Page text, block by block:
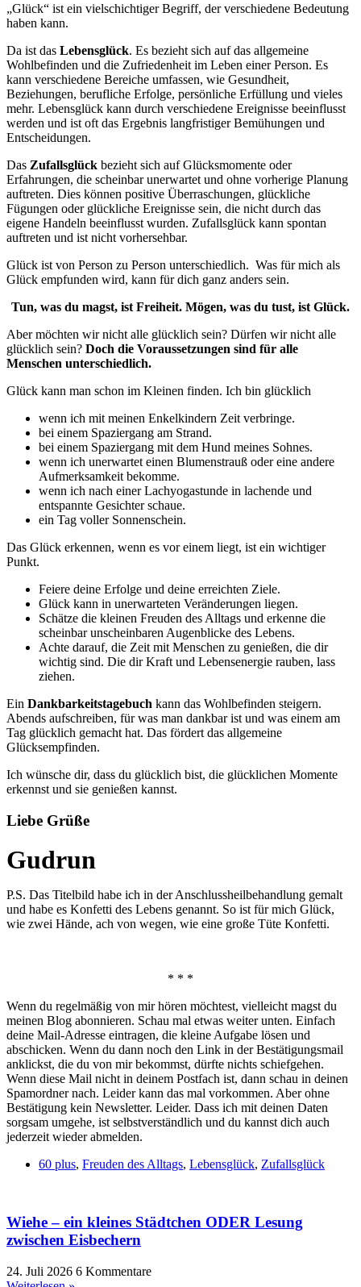
„Glück“ ist ein vielschichtiger Begriff, der verschiedene Bedeutung
haben kann.
Da ist das Lebensglück. Es bezieht sich auf das allgemeine
Wohlbefinden und die Zufriedenheit im Leben einer Person. Es
kann verschiedene Bereiche umfassen, wie Gesundheit,
Beziehungen, berufliche Erfolge, persönliche Erfüllung und vieles
mehr. Lebensglück kann durch verschiedene Ereignisse beeinflusst
werden und ist oft das Ergebnis langfristiger Bemühungen und
Entscheidungen.
Das Zufallsglück bezieht sich auf Glücksmomente oder
Erfahrungen, die scheinbar unerwartet und ohne vorherige Planung
auftreten. Dies können positive Überraschungen, glückliche
Fügungen oder glückliche Ereignisse sein, die nicht durch das
eigene Handeln beeinflusst wurden. Zufallsglück kann spontan
auftreten und ist nicht vorhersehbar.
Glück ist von Person zu Person unterschiedlich. Was für mich als
Glück empfunden wird, kann für dich ganz anders sein.
Tun, was du magst, ist Freiheit. Mögen, was du tust, ist Glück.
Aber möchten wir nicht alle glücklich sein? Dürfen wir nicht alle
glücklich sein? Doch die Voraussetzungen sind für alle
Menschen unterschiedlich.
Glück kann man schon im Kleinen finden. Ich bin glücklich
wenn ich mit meinen Enkelkindern Zeit verbringe.
bei einem Spaziergang am Strand.
bei einem Spaziergang mit dem Hund meines Sohnes.
wenn ich unerwartet einen Blumenstrauß oder eine andere
Aufmerksamkeit bekomme.
wenn ich nach einer Lachyogastunde in lachende und
entspannte Gesichter schaue.
ein Tag voller Sonnenschein.
Das Glück erkennen, wenn es vor einem liegt, ist ein wichtiger
Punkt.
Feiere deine Erfolge und deine erreichten Ziele.
Glück kann in unerwarteten Veränderungen liegen.
Schätze die kleinen Freuden des Alltags und erkenne die
scheinbar unscheinbaren Augenblicke des Lebens.
Achte darauf, die Zeit mit Menschen zu genießen, die dir
wichtig sind. Die dir Kraft und Lebensenergie rauben, lass
ziehen.
Ein Dankbarkeitstagebuch kann das Wohlbefinden steigern.
Abends aufschreiben, für was man dankbar ist und was einem am
Tag glücklich gemacht hat. Das fördert das allgemeine
Glücksempfinden.
Ich wünsche dir, dass du glücklich bist, die glücklichen Momente
erkennst und sie genießen kannst.
Liebe Grüße
Gudrun
P.S. Das Titelbild habe ich in der Anschlussheilbehandlung gemalt
und habe es Konfetti des Lebens genannt. So ist für mich Glück,
wie zwei Hände, ach von wegen, wie eine große Tüte Konfetti.
* * *
Wenn du regelmäßig von mir hören möchtest, vielleicht magst du
meinen Blog abonnieren. Schau mal etwas weiter unten. Einfach
deine Mail-Adresse eintragen, die kleine Aufgabe lösen und
abschicken. Wenn du dann noch den Link in der Bestätigungsmail
anklickst, die du von mir bekommst, dürfte nichts schiefgehen.
Wenn diese Mail nicht in deinem Postfach ist, dann schau in deinen
Spamordner nach. Leider kann das mal vorkommen. Aber ohne
Bestätigung kein Newsletter. Leider. Dass ich mit deinen Daten
sorgsam umgehe, ist selbstverständlich und du kannst dich auch
jederzeit wieder abmelden.
60 plus, Freuden des Alltags, Lebensglück, Zufallsglück
Wiehe – ein kleines Städtchen ODER Lesung
zwischen Eisbechern
24. Juli 2026 6 Kommentare